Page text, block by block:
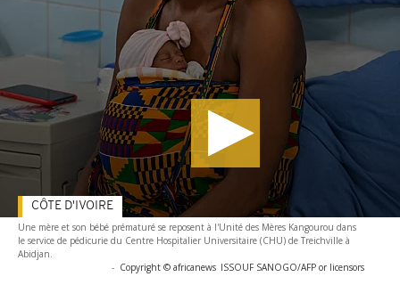
Une mère et son bébé prématuré se reposent à l'Unité des Mères Kangourou dans
le service de pédicurie du Centre Hospitalier Universitaire (CHU) de Treichville à
Abidjan.
- Copyright © africanews ISSOUF SANOGO/AFP or licensors
CÔTE D'IVOIRE